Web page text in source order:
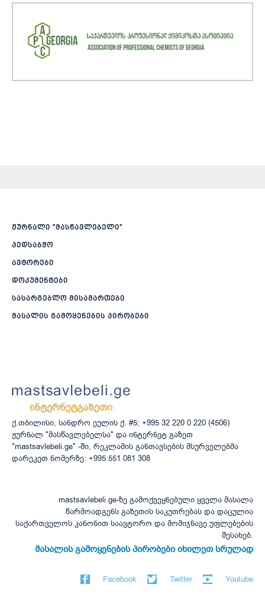
ჟურნალი ”მასწავლებელი”
პედსაბჭო
ავტორები
დოკუმენტები
სასარგებლო მისამართები
მასალის გამოყენების პირობები
ქ.თბილისი, სანდრო ეულის ქ. #5; +995 32 220 0 220 (4506)
ჟურნალ "მასწავლებელსა" და ინტერნეტ გაზეთ
"mastsavlebeli.ge" -ში, რეკლამის განთავსების მსურველებმა
დარეკეთ ნომერზე: +995 551 081 308
mastsavlebeli.ge-ზე გამოქვეყნებული ყველა მასალა
წარმოადგენს გაზეთის საკუთრებას და დაცულია
საქართველოს კანონით საავტორო და მომიჯნავე უფლებების
შესახებ.
მასალის გამოყენების პირობები იხილეთ სრულად
Facebook Twitter Youtube